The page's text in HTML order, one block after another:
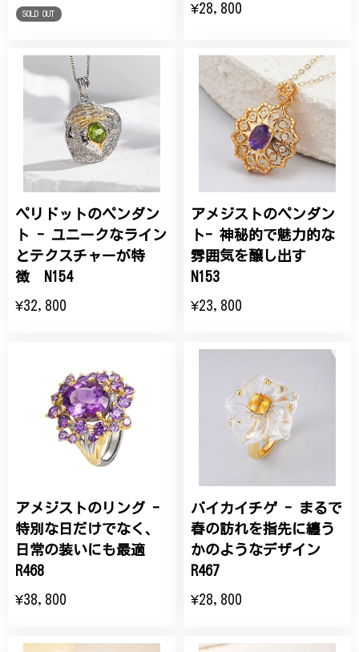
SOLD OUT
¥28,800
ペリドットのペンダン
ト - ユニークなライン
とテクスチャーが特
徴 N154
¥32,800
アメジストのペンダン
ト- 神秘的で魅力的な
雰囲気を醸し出す
N153
¥23,800
アメジストのリング -
特別な日だけでなく、
日常の装いにも最適
R468
¥38,800
バイカイチゲ - まるで
春の訪れを指先に纏う
かのようなデザイン
R467
¥28,800